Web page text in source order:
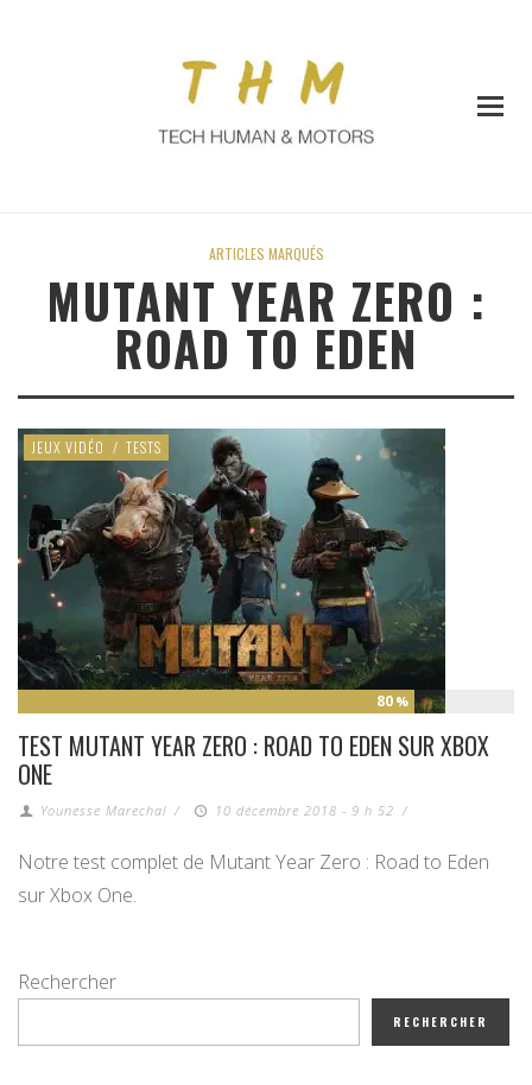
ARTICLES MARQUÉS
MUTANT YEAR ZERO :
ROAD TO EDEN
80 %
JEUX VIDÉO / TESTS
TEST MUTANT YEAR ZERO : ROAD TO EDEN SUR XBOX
ONE
Younesse Marechal / 10 décembre 2018 - 9 h 52 /
Notre test complet de Mutant Year Zero : Road to Eden
sur Xbox One.
Rechercher
RECHERCHER